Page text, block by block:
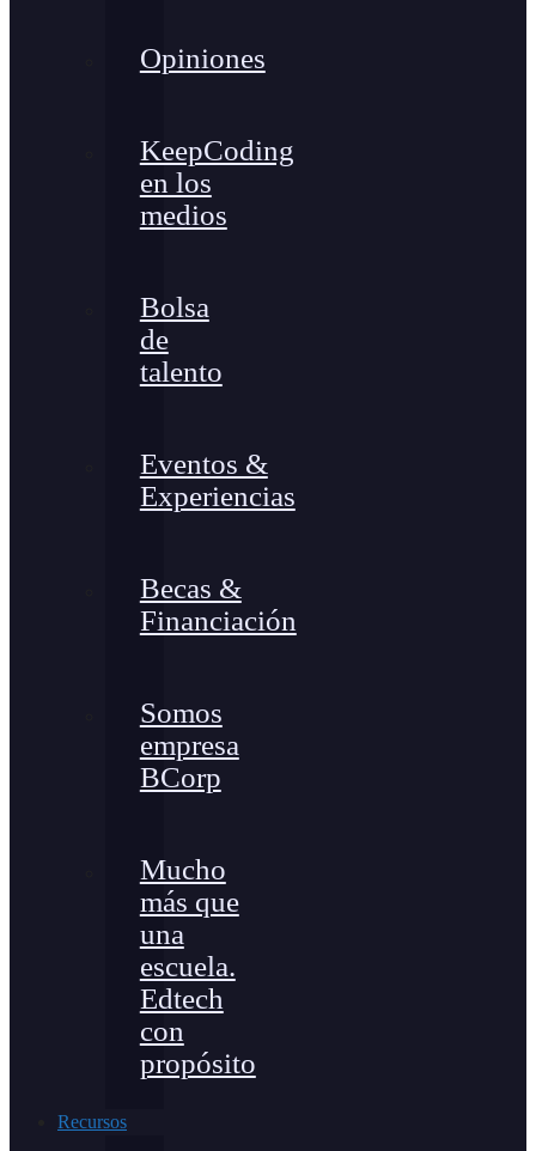
Opiniones
KeepCoding
en los
medios
Bolsa
de
talento
Eventos &
Experiencias
Becas &
Financiación
Somos
empresa
BCorp
Mucho
más que
una
escuela.
Edtech
con
propósito
Recursos